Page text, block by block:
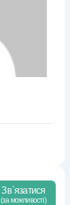
Зв`язатися
(за можливості)